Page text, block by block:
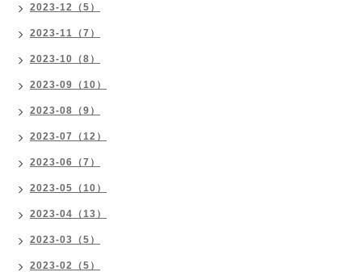
2023-12（5）
2023-11（7）
2023-10（8）
2023-09（10）
2023-08（9）
2023-07（12）
2023-06（7）
2023-05（10）
2023-04（13）
2023-03（5）
2023-02（5）